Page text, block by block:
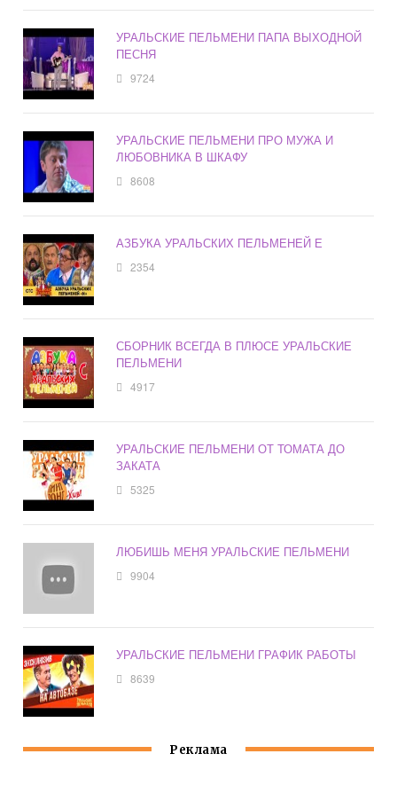
УРАЛЬСКИЕ ПЕЛЬМЕНИ ПАПА ВЫХОДНОЙ
ПЕСНЯ
9724
УРАЛЬСКИЕ ПЕЛЬМЕНИ ПРО МУЖА И
ЛЮБОВНИКА В ШКАФУ
8608
АЗБУКА УРАЛЬСКИХ ПЕЛЬМЕНЕЙ Е
2354
СБОРНИК ВСЕГДА В ПЛЮСЕ УРАЛЬСКИЕ
ПЕЛЬМЕНИ
4917
УРАЛЬСКИЕ ПЕЛЬМЕНИ ОТ ТОМАТА ДО
ЗАКАТА
5325
ЛЮБИШЬ МЕНЯ УРАЛЬСКИЕ ПЕЛЬМЕНИ
9904
УРАЛЬСКИЕ ПЕЛЬМЕНИ ГРАФИК РАБОТЫ
8639
Реклама